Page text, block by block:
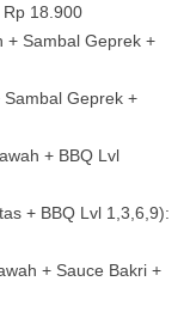
18.900
+ Sambal Geprek +
Geprek +
+ BBQ Lvl
+ BBQ Lvl 1,3,6,9):
+ Sauce Bakri +